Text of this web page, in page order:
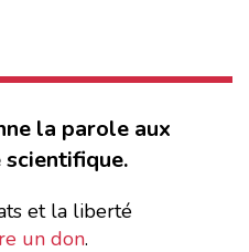
la parole aux
et la liberté
un don.